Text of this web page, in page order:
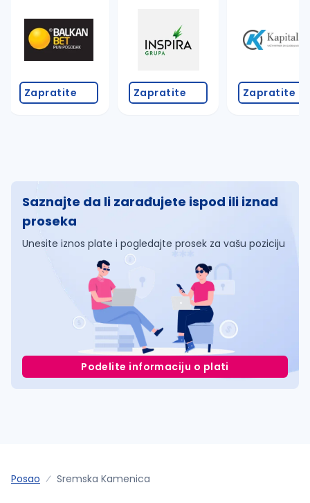
Zapratite Zapratite Zapratite
Saznajte da li zarađujete ispod ili iznad
proseka
Unesite iznos plate i pogledajte prosek za vašu poziciju
Podelite informaciju o plati
Posao Sremska Kamenica